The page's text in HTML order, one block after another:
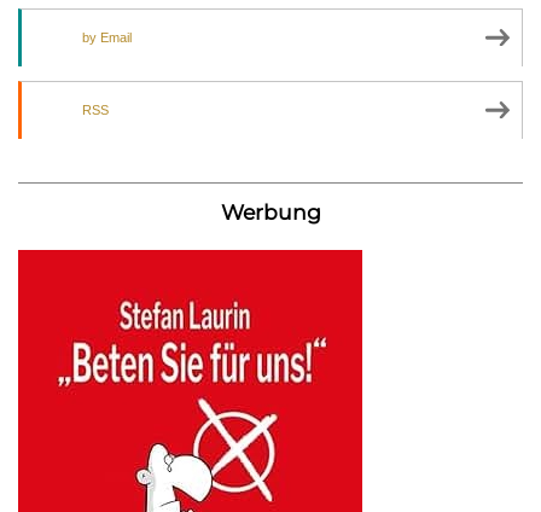
by Email
RSS
Werbung